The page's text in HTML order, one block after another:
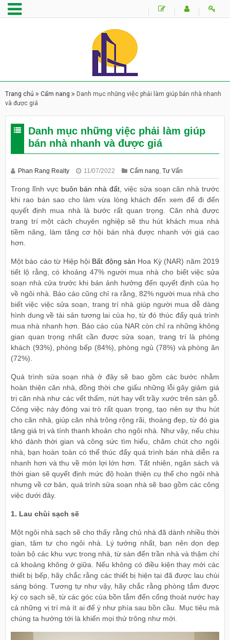
Trang chủ Cẩm nang
Danh mục những việc phải làm giúp bán nhà nhanh
và được giá
Danh mục những việc phải làm giúp
bán nhà nhanh và được giá
Phan Rang Realty 11/07/2022 Cẩm nang, Tư Vấn
Trong lĩnh vực buôn bán nhà đất , việc sửa soạn căn nhà trước
khi rao bán sao cho làm vừa lòng khách đến xem để đi đến
quyết định mua nhà là bước rất quan trọng. Căn nhà được
trang trí một cách chuyên nghiệp sẽ thu hút khách mua nhà
tiềm năng, làm tăng cơ hội bán nhà được nhanh với giá cao
hơn.
Một báo cáo từ Hiệp hội Bất động sản Hoa Kỳ (NAR) năm 2019
tiết lộ rằng, có khoảng 47% người mua nhà cho biết việc sửa
soạn nhà cửa trước khi bán ảnh hưởng đến quyết định của họ
về ngôi nhà. Báo cáo cũng chỉ ra rằng, 82% người mua nhà cho
biết việc việc sửa soạn, trang trí nhà giúp người mua dễ dàng
hình dung về tài sản tương lai của họ, từ đó thúc đẩy quá trình
mua nhà nhanh hơn. Báo cáo của NAR còn chỉ ra những không
gian quan trọng nhất cần được sửa soạn, trang trí là phòng
khách (93%), phòng bếp (84%), phòng ngủ (78%) và phòng ăn
(72%).
Quá trình sửa soạn nhà ở đây sẽ bao gồm các bước nhằm
hoàn thiện căn nhà, đồng thời che giấu những lỗi gây giảm giá
trị căn nhà như các vết thấm, nứt hay vết trầy xước trên sàn gỗ.
Công việc này đóng vai trò rất quan trọng, tạo nên sự thu hút
cho căn nhà, giúp căn nhà trông rộng rãi, thoáng đẹp, từ đó gia
tăng giá trị và tính thanh khoản cho ngôi nhà. Như vậy, nếu chịu
khó dành thời gian và công sức tìm hiểu, chăm chút cho ngôi
nhà, bạn hoàn toàn có thể thúc đẩy quá trình bán nhà diễn ra
nhanh hơn và thu về món lợi lớn hơn. Tất nhiên, ngân sách và
thời gian sẽ quyết định mức độ hoàn thiện cụ thể cho ngôi nhà
nhưng về cơ bản, quá trình sửa soạn nhà sẽ bao gồm các công
việc dưới đây.
1. Lau chùi sạch sẽ
Một ngôi nhà sạch sẽ cho thấy rằng chủ nhà đã dành nhiều thời
gian, tâm tư cho ngôi nhà. Lý tưởng nhất, bạn nên dọn dẹp
toàn bộ các khu vực trong nhà, từ sàn đến trần nhà và thậm chí
cả khoảng không ở giữa. Nếu không có điều kiện thay mới các
thiết bị bếp, hãy chắc rằng các thiết bị hiện tại đã được lau chùi
sáng bóng. Tương tự như vậy, hãy chắc rằng phòng tắm được
kỳ cọ sạch sẽ, từ các góc của bồn tắm đến cống thoát nước hay
cả những vị trí mà ít ai để ý như phía sau bồn cầu. Mục tiêu mà
chúng ta hướng tới là khiến mọi thứ trông như mới.